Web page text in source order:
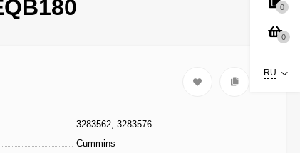
3283562, 3283576
Cummins
0
0
RU